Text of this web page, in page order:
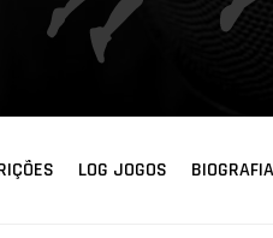
LOG JOGOS BIOGRAFIA